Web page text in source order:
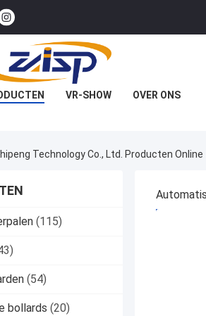
VR-SHOW OVER ONS
MET ONS OP NIEUWS
Technology Co., Ltd. Producten Online
(115)
(54)
bollards (20)